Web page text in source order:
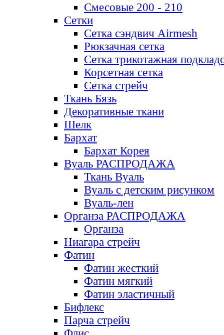
Смесовые 200 - 210
Сетки
Сетка сэндвич Airmesh
Рюкзачная сетка
Сетка трикотажная
Корсетная сетка
Сетка стрейч
Ткань Бязь
Декоративные ткани
Шелк
Бархат
Бархат Корея
Вуаль РАСПРОДАЖА
Ткань Вуаль
Вуаль с детским рисунком
Вуаль-лен
Органза РАСПРОДАЖА
Органза
Ниагара стрейч
Фатин
Фатин жесткий
Фатин мягкий
Фатин элаcтичный
Бифлекс
Парча стрейч